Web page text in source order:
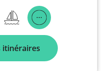
itinéraires